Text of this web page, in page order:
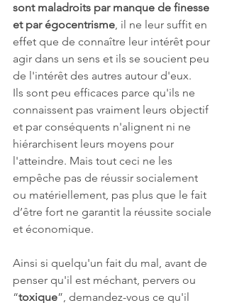
sont maladroits par manque de finesse
et par égocentrisme, il ne leur suffit en
effet que de connaître leur intérêt pour
agir dans un sens et ils se soucient peu
de l'intérêt des autres autour d'eux.
Ils sont peu efficaces parce qu'ils ne
connaissent pas vraiment leurs objectif
et par conséquents n'alignent ni ne
hiérarchisent leurs moyens pour
l'atteindre. Mais tout ceci ne les
empêche pas de réussir socialement
ou matériellement, pas plus que le fait
d’être fort ne garantit la réussite sociale
et économique.
Ainsi si quelqu'un fait du mal, avant de
penser qu'il est méchant, pervers ou
“toxique”, demandez-vous ce qu'il